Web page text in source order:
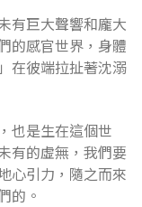
有巨大聲響和龐大
的感官世界，身體
在彼端拉扯著沈溺
也是生在這個世
有的虛無，我們要
心引力，隨之而來
的。